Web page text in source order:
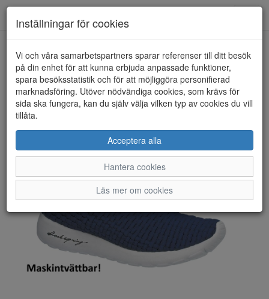
HEM ROCK SPRING
Inställningar för cookies
Vi och våra samarbetspartners sparar referenser till ditt besök
på din enhet för att kunna erbjuda anpassade funktioner,
spara besöksstatistik och för att möjliggöra personifierad
marknadsföring. Utöver nödvändiga cookies, som krävs för
sida ska fungera, kan du själv välja vilken typ av cookies du vill
tillåta.
Acceptera alla
Hantera cookies
Läs mer om cookies